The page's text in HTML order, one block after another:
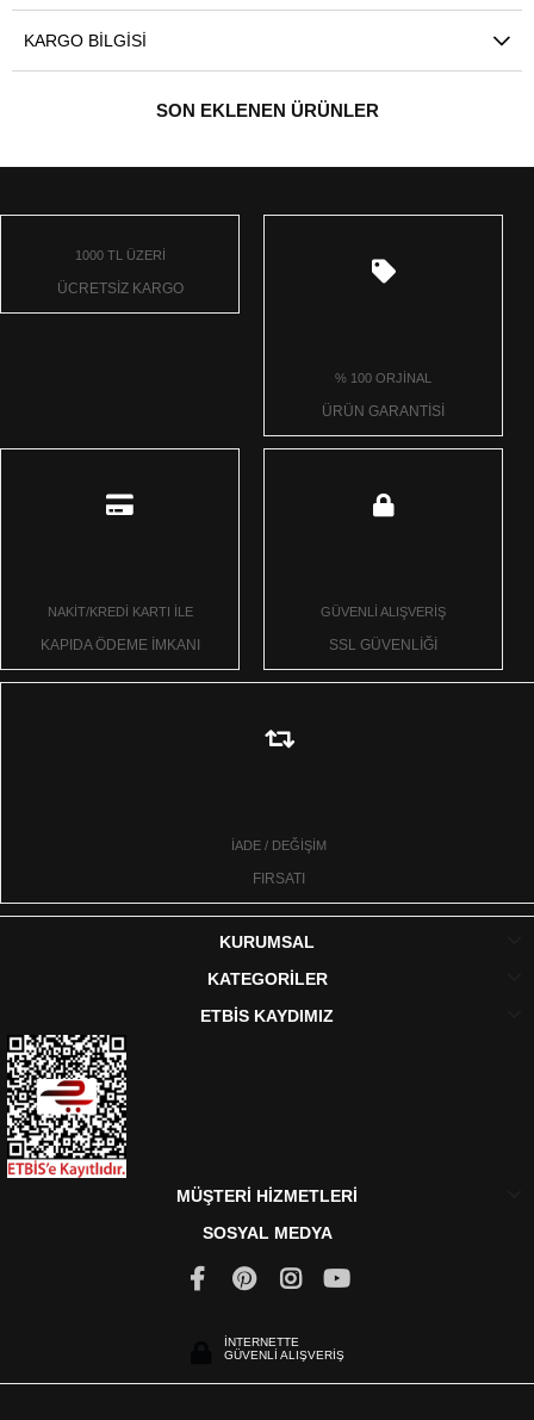
KARGO BILGISI
SON EKLENEN ÜRÜNLER
1000 TL ÜZERİ
ÜCRETSİZ KARGO
% 100 ORJİNAL
ÜRÜN GARANTİSİ
NAKİT/KREDİ KARTI İLE
KAPIDA ÖDEME İMKANI
GÜVENLİ ALIŞVERİŞ
SSL GÜVENLİĞİ
İADE / DEĞİŞİM
FIRSATI
KURUMSAL
KATEGORİLER
ETBİS KAYDIMIZ
MÜŞTERİ HİZMETLERİ
SOSYAL MEDYA
İNTERNETTE
GÜVENLİ ALIŞVERİŞ